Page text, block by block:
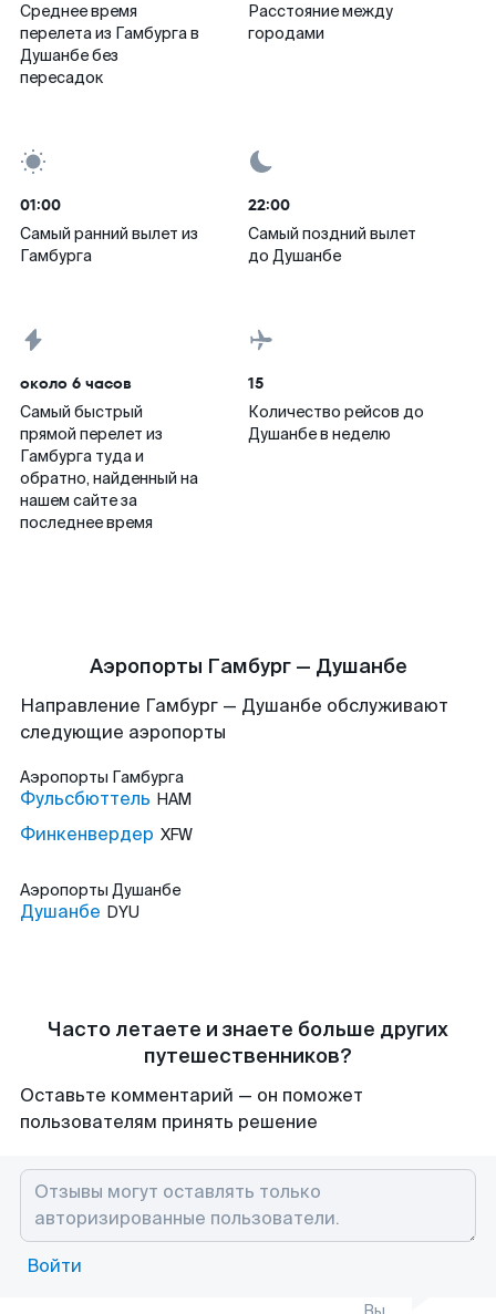
Среднее время
перелета из Гамбурга в
Душанбе без
пересадок
Расстояние между
городами
01:00
Самый ранний вылет из
Гамбурга
22:00
Самый поздний вылет
до Душанбе
около 6 часов
Самый быстрый
прямой перелет из
Гамбурга туда и
обратно, найденный на
нашем сайте за
последнее время
15
Количество рейсов до
Душанбе в неделю
Аэропорты Гамбург — Душанбе
Направление Гамбург — Душанбе обслуживают
следующие аэропорты
Аэропорты Гамбурга
Фульсбюттель HAM
Финкенвердер XFW
Аэропорты Душанбе
Душанбе DYU
Часто летаете и знаете больше других
путешественников?
Оставьте комментарий — он поможет
пользователям принять решение
Войти